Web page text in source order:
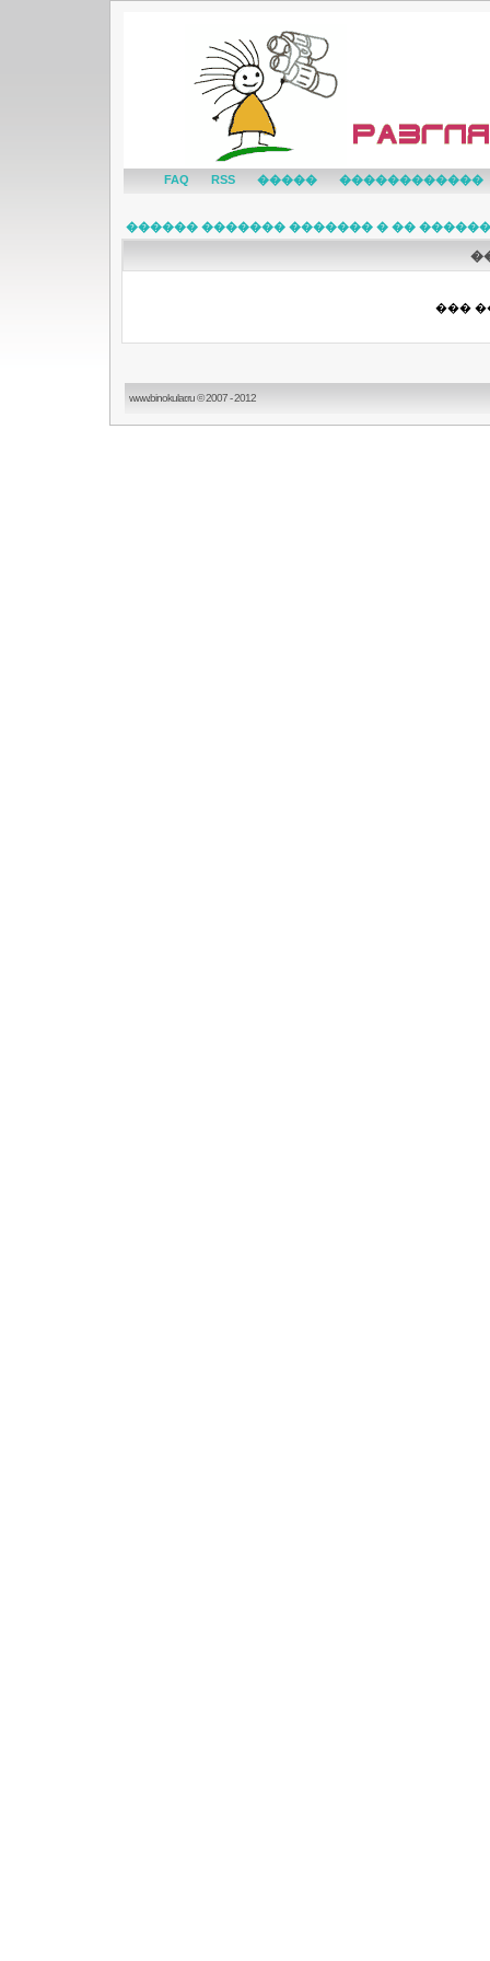
FAQ RSS ����� ������������
������ ������� ������� � ��
���
www.binokular.ru © 2007 - 2012